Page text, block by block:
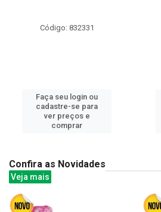
Código: 832331
Faça seu login ou
cadastre-se para
ver preços e
comprar
Confira as Novidades
Veja mais